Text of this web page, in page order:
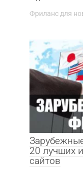
Фриланс для
20 лучших
сайтов